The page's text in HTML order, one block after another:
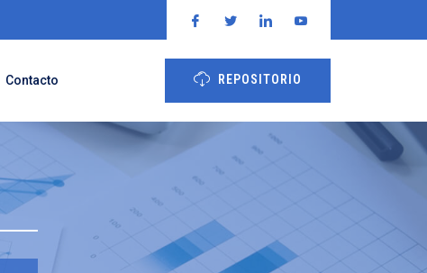
Contacto REPOSITORIO